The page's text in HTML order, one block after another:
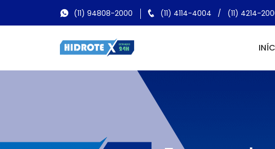
(11) 94808-2000 (11) 4114-4004 / (11) 4214-